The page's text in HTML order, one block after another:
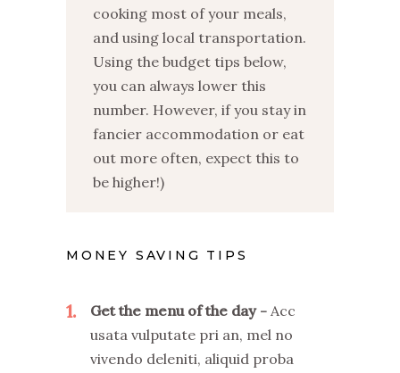
cooking most of your meals,
and using local transportation.
Using the budget tips below,
you can always lower this
number. However, if you stay in
fancier accommodation or eat
out more often, expect this to
be higher!)
MONEY SAVING TIPS
1 Get the menu of the day
Acc
usata vulputate pri an, mel no
vivendo deleniti, aliquid proba